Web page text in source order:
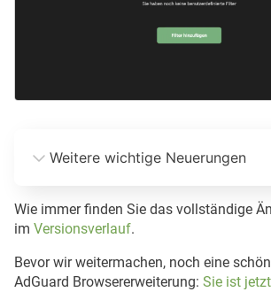
Weitere wichtige Neuerungen
V3-Versionen.
entwickeln
Wie immer finden Sie das vollständige
im Versionsverlauf.
Bevor wir weitermachen, noch eine
AdGuard Browsererweiterung: Sie ist